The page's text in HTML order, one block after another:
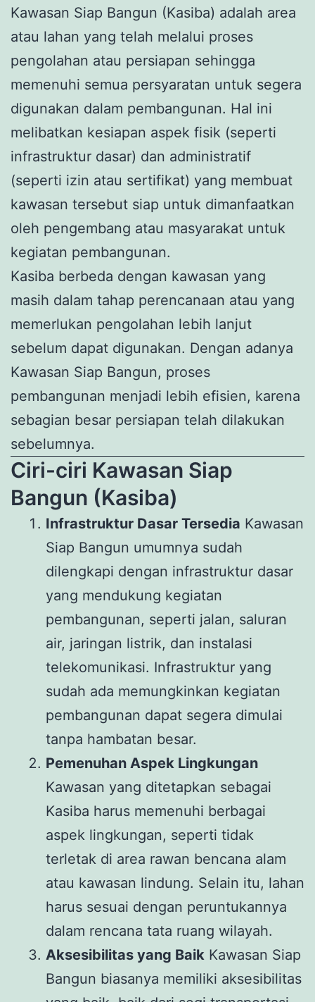
Kawasan Siap Bangun (Kasiba) adalah area
atau lahan yang telah melalui proses
pengolahan atau persiapan sehingga
memenuhi semua persyaratan untuk segera
digunakan dalam pembangunan. Hal ini
melibatkan kesiapan aspek fisik (seperti
infrastruktur dasar) dan administratif
(seperti izin atau sertifikat) yang membuat
kawasan tersebut siap untuk dimanfaatkan
oleh pengembang atau masyarakat untuk
kegiatan pembangunan.
Kasiba berbeda dengan kawasan yang
masih dalam tahap perencanaan atau yang
memerlukan pengolahan lebih lanjut
sebelum dapat digunakan. Dengan adanya
Kawasan Siap Bangun, proses
pembangunan menjadi lebih efisien, karena
sebagian besar persiapan telah dilakukan
sebelumnya.
Ciri-ciri Kawasan Siap
Bangun (Kasiba)
Infrastruktur Dasar Tersedia Kawasan
Siap Bangun umumnya sudah
dilengkapi dengan infrastruktur dasar
yang mendukung kegiatan
pembangunan, seperti jalan, saluran
air, jaringan listrik, dan instalasi
telekomunikasi. Infrastruktur yang
sudah ada memungkinkan kegiatan
pembangunan dapat segera dimulai
tanpa hambatan besar.
Pemenuhan Aspek Lingkungan
Kawasan yang ditetapkan sebagai
Kasiba harus memenuhi berbagai
aspek lingkungan, seperti tidak
terletak di area rawan bencana alam
atau kawasan lindung. Selain itu, lahan
harus sesuai dengan peruntukannya
dalam rencana tata ruang wilayah.
Aksesibilitas yang Baik Kawasan Siap
Bangun biasanya memiliki aksesibilitas